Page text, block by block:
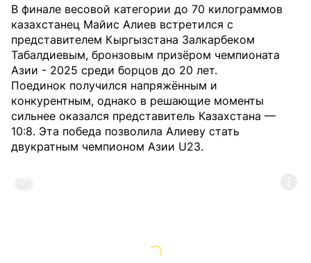
В финале весовой категории до 70 килограммов
казахстанец Майис Алиев встретился с
представителем Кыргызстана Залкарбеком
Табалдиевым, бронзовым призёром чемпионата
Азии - 2025 среди борцов до 20 лет.
Поединок получился напряжённым и
конкурентным, однако в решающие моменты
сильнее оказался представитель Казахстана —
10:8. Эта победа позволила Алиеву стать
двукратным чемпионом Азии U23.